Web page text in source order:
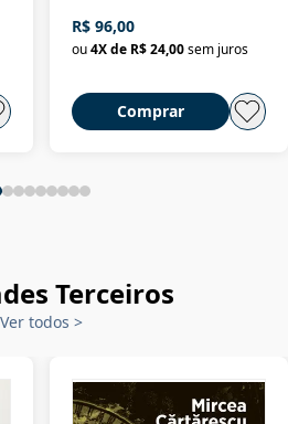
R$ 96,00
ou 4X de R$ 24,00 sem juros
Comprar
Terceiros
Ver todos >